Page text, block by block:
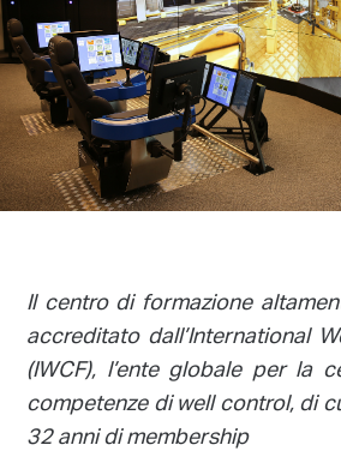
Il centro di formazione
accreditato dall’International
(IWCF), l’ente globale per la
competenze di well control, di
32 anni di membership